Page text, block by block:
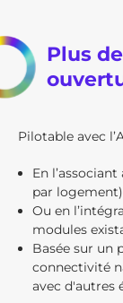
Plus
Pilotable avec
En
par
Ou en
modules
Basée sur un
connectivité
avec d'autres